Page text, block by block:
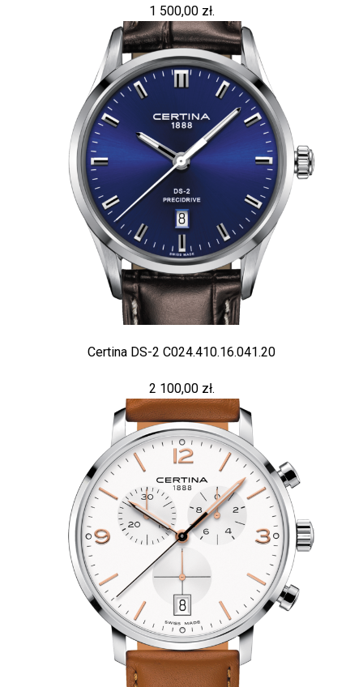
1 500,00 zł.
Certina DS-2 C024.410.16.041.20
2 100,00 zł.